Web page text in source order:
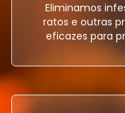
Eliminamos
ratos e outras
eficazes para